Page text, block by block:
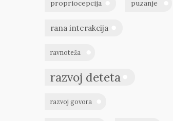
propriocepcija puzanje
rana interakcija
ravnoteža
razvoj deteta
razvoj govora